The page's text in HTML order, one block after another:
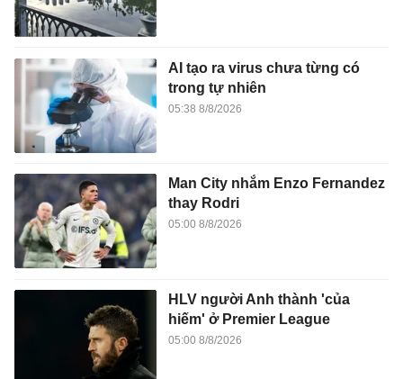
AI tạo ra virus chưa từng có
trong tự nhiên
05:38 8/8/2026
Man City nhắm Enzo Fernandez
thay Rodri
05:00 8/8/2026
HLV người Anh thành 'của
hiếm' ở Premier League
05:00 8/8/2026